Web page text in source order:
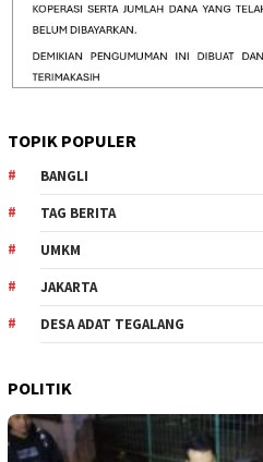
TOPIK POPULER
BANGLI
TAG BERITA
UMKM
JAKARTA
DESA ADAT TEGALANG
POLITIK